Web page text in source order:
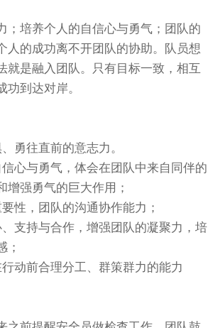
；培养个人的自信心与勇气；团队的
人的成功离不开团队的协助。队员想
就是融入团队。只有目标一致，相互
功到达对岸。
勇往直前的意志力。
心与勇气，体会在团队中来自同伴的
增强勇气的巨大作用；
性，团队的沟通协作能力；
支持与合作，增强团队的凝聚力，培
；
动前合理分工、群策群力的能力